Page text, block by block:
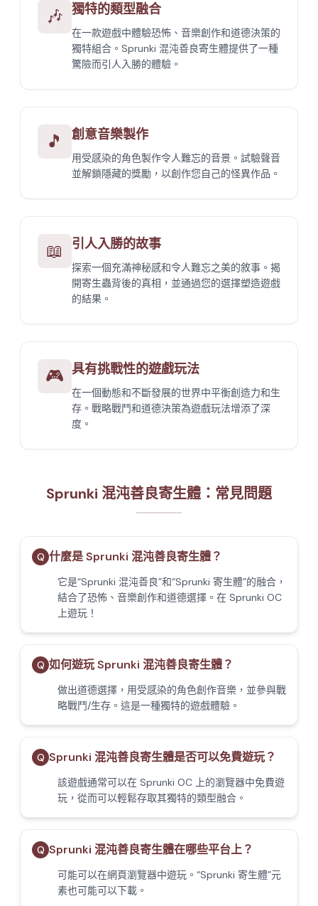
🎶 獨特的類型融合
在一款遊戲中體驗恐怖、音樂創作和道德決策的
獨特組合。Sprunki 混沌善良寄生體提供了一種
驚險而引人入勝的體驗。
🎵 創意音樂製作
用受感染的角色製作令人難忘的音景。試驗聲音
並解鎖隱藏的獎勵，以創作您自己的怪異作品。
📖 引人入勝的故事
探索一個充滿神秘感和令人難忘之美的敘事。揭
開寄生蟲背後的真相，並通過您的選擇塑造遊戲
的結果。
🎮 具有挑戰性的遊戲玩法
在一個動態和不斷發展的世界中平衡創造力和生
存。戰略戰鬥和道德決策為遊戲玩法增添了深
度。
Sprunki 混沌善良寄生體：常見問題
Q 什麼是 Sprunki 混沌善良寄生體？
它是“Sprunki 混沌善良”和“Sprunki 寄生體”的融合，
結合了恐怖、音樂創作和道德選擇。在 Sprunki OC
上遊玩！
Q 如何遊玩 Sprunki 混沌善良寄生體？
做出道德選擇，用受感染的角色創作音樂，並參與戰
略戰鬥/生存。這是一種獨特的遊戲體驗。
Q Sprunki 混沌善良寄生體是否可以免費遊玩？
該遊戲通常可以在 Sprunki OC 上的瀏覽器中免費遊
玩，從而可以輕鬆存取其獨特的類型融合。
Q Sprunki 混沌善良寄生體在哪些平台上？
可能可以在網頁瀏覽器中遊玩。“Sprunki 寄生體”元
素也可能可以下載。